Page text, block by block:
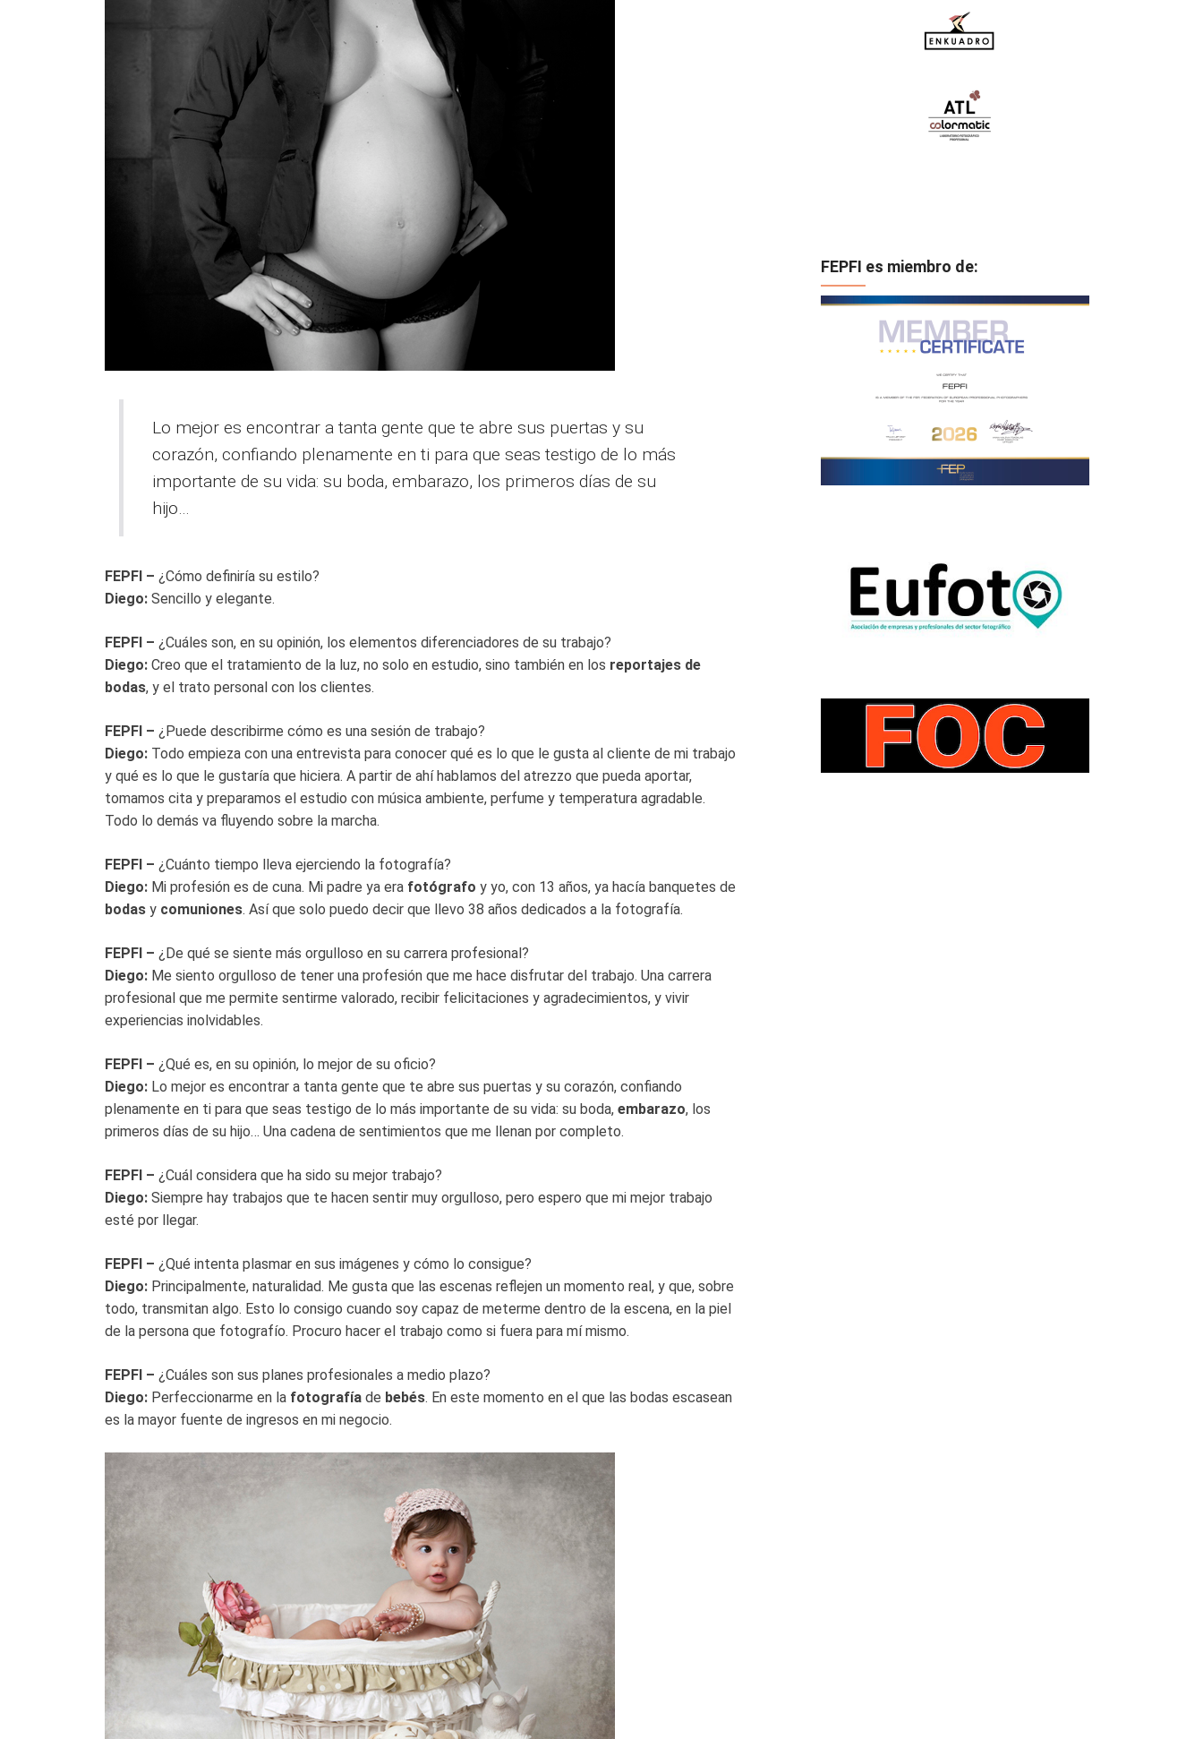
Lo mejor es encontrar a tanta gente que te abre sus puertas y su
corazón, confiando plenamente en ti para que seas testigo de lo más
importante de su vida: su boda, embarazo, los primeros días de su
hijo…
FEPFI – ¿Cómo definiría su estilo?
Diego: Sencillo y elegante.
FEPFI – ¿Cuáles son, en su opinión, los elementos diferenciadores de su trabajo?
Diego: Creo que el tratamiento de la luz, no solo en estudio, sino también en los reportajes de
bodas, y el trato personal con los clientes.
FEPFI – ¿Puede describirme cómo es una sesión de trabajo?
Diego: Todo empieza con una entrevista para conocer qué es lo que le gusta al cliente de mi trabajo
y qué es lo que le gustaría que hiciera. A partir de ahí hablamos del atrezzo que pueda aportar,
tomamos cita y preparamos el estudio con música ambiente, perfume y temperatura agradable.
Todo lo demás va fluyendo sobre la marcha.
FEPFI – ¿Cuánto tiempo lleva ejerciendo la fotografía?
Diego: Mi profesión es de cuna. Mi padre ya era fotógrafo y yo, con 13 años, ya hacía banquetes de
bodas y comuniones. Así que solo puedo decir que llevo 38 años dedicados a la fotografía.
FEPFI – ¿De qué se siente más orgulloso en su carrera profesional?
Diego: Me siento orgulloso de tener una profesión que me hace disfrutar del trabajo. Una carrera
profesional que me permite sentirme valorado, recibir felicitaciones y agradecimientos, y vivir
experiencias inolvidables.
FEPFI – ¿Qué es, en su opinión, lo mejor de su oficio?
Diego: Lo mejor es encontrar a tanta gente que te abre sus puertas y su corazón, confiando
plenamente en ti para que seas testigo de lo más importante de su vida: su boda, embarazo, los
primeros días de su hijo… Una cadena de sentimientos que me llenan por completo.
FEPFI – ¿Cuál considera que ha sido su mejor trabajo?
Diego: Siempre hay trabajos que te hacen sentir muy orgulloso, pero espero que mi mejor trabajo
esté por llegar.
FEPFI – ¿Qué intenta plasmar en sus imágenes y cómo lo consigue?
Diego: Principalmente, naturalidad. Me gusta que las escenas reflejen un momento real, y que, sobre
todo, transmitan algo. Esto lo consigo cuando soy capaz de meterme dentro de la escena, en la piel
de la persona que fotografío. Procuro hacer el trabajo como si fuera para mí mismo.
FEPFI – ¿Cuáles son sus planes profesionales a medio plazo?
Diego: Perfeccionarme en la fotografía de bebés. En este momento en el que las bodas escasean
es la mayor fuente de ingresos en mi negocio.
FEPFI es miembro de: